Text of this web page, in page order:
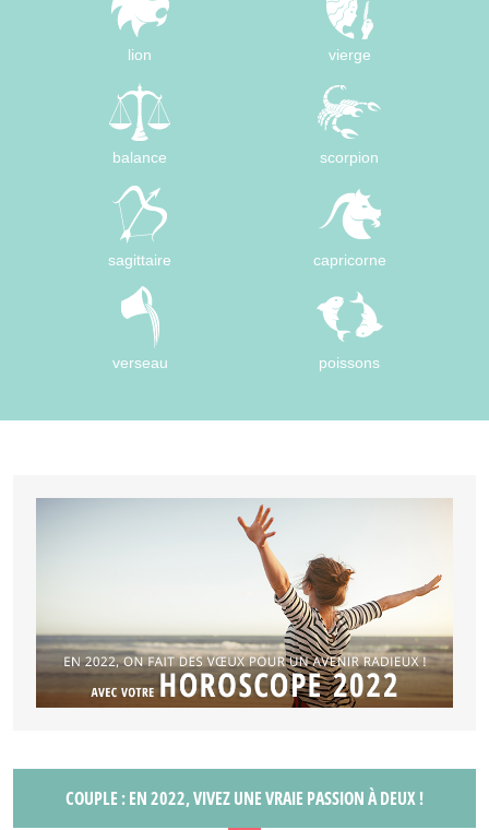
lion vierge
balance scorpion
sagittaire capricorne
verseau poissons
COUPLE : EN 2022, VIVEZ UNE VRAIE PASSION À DEUX !